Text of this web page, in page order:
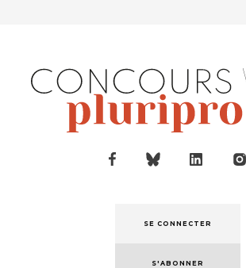
SE CONNECTER
S'ABONNER